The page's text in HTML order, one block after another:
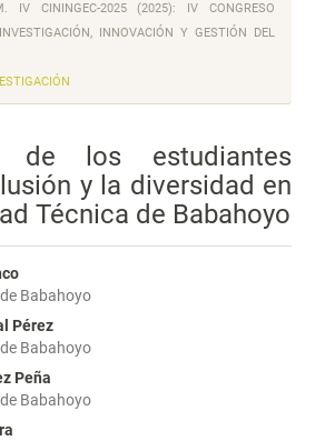
IV CININGEC-2025 (2025): IV CONGRESO
INNOVACIÓN Y GESTIÓN DEL
de los estudiantes
y la diversidad en
Técnica de Babahoyo
Babahoyo
Pérez
Babahoyo
Peña
Babahoyo